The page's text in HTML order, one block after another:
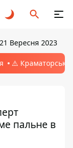
Вересня 2023
⚠️ Краматорськ,
пальне в